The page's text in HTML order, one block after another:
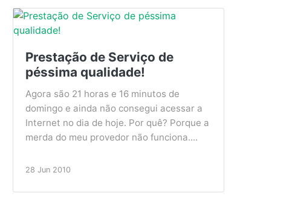
Prestação de Serviço de
péssima qualidade!
Agora são 21 horas e 16 minutos de
domingo e ainda não consegui acessar a
Internet no dia de hoje. Por quê? Porque a
merda do meu provedor não funciona....
28 Jun 2010